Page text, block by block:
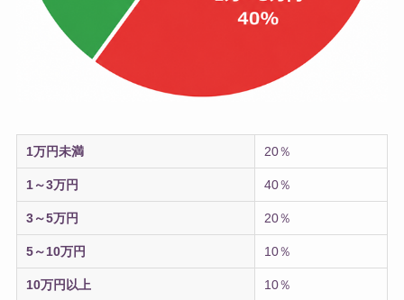
1万円未満 20％
1～3万円 40％
3～5万円 20％
5～10万円 10％
10万円以上 10％